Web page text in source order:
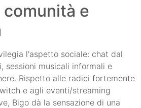
e
l'aspetto sociale: chat dal
sessioni musicali informali e
Rispetto alle radici fortemente
e agli eventi/streaming
Bigo dà la sensazione di una